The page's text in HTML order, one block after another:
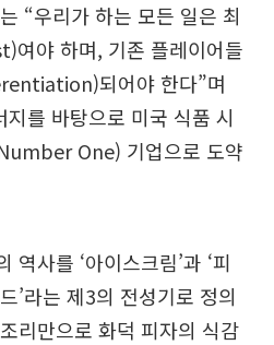
“우리가 하는 모든 일은 최
여야 하며, 기존 플레이어들
되어야 한다”며
를 바탕으로 미국 식품 시
One) 기업으로 도약
역사를 ‘아이스크림’과 ‘피
’라는 제3의 전성기로 정의
리만으로 화덕 피자의 식감